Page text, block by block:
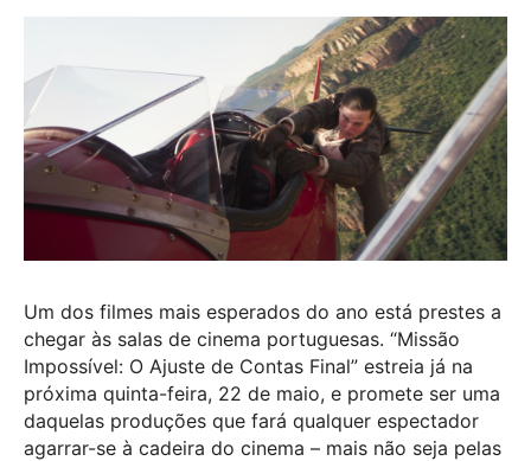
Um dos filmes mais esperados do ano está prestes a
chegar às salas de cinema portuguesas. “Missão
Impossível: O Ajuste de Contas Final” estreia já na
próxima quinta-feira, 22 de maio, e promete ser uma
daquelas produções que fará qualquer espectador
agarrar-se à cadeira do cinema – mais não seja pelas